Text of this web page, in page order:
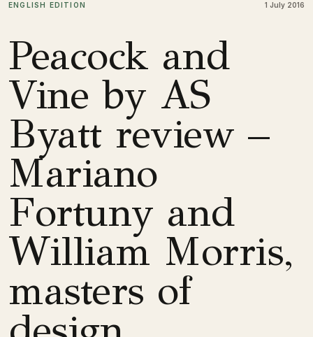
ENGLISH EDITION 1 July 2016
Peacock and
Vine by AS
Byatt review –
Mariano
Fortuny and
William Morris,
masters of